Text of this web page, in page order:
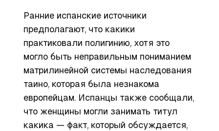
Ранние испанские источники
предполагают, что какики
практиковали полигинию, хотя это
могло быть неправильным пониманием
матрилинейной системы наследования
таино, которая была незнакома
европейцам. Испанцы также сообщали,
что женщины могли занимать титул
какика — факт, который обсуждается,